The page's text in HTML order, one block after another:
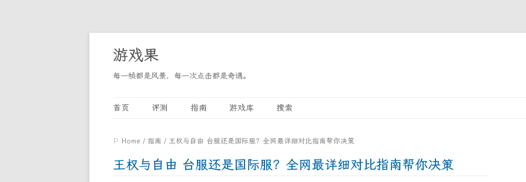
游戏果
每一帧都是风景，每一次点击都是奇遇。
首页 评测 指南 游戏库 搜索
⚐ Home / 指南 / 王权与自由 台服还是国际服？全网最详细对比指南帮你决策
王权与自由 台服还是国际服？全网最详细对比指南帮你决策